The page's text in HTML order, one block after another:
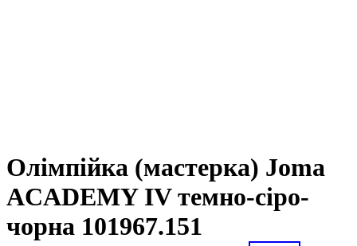
Олімпійка (мастерка) Joma
ACADEMY IV темно-сіро-
чорна 101967.151